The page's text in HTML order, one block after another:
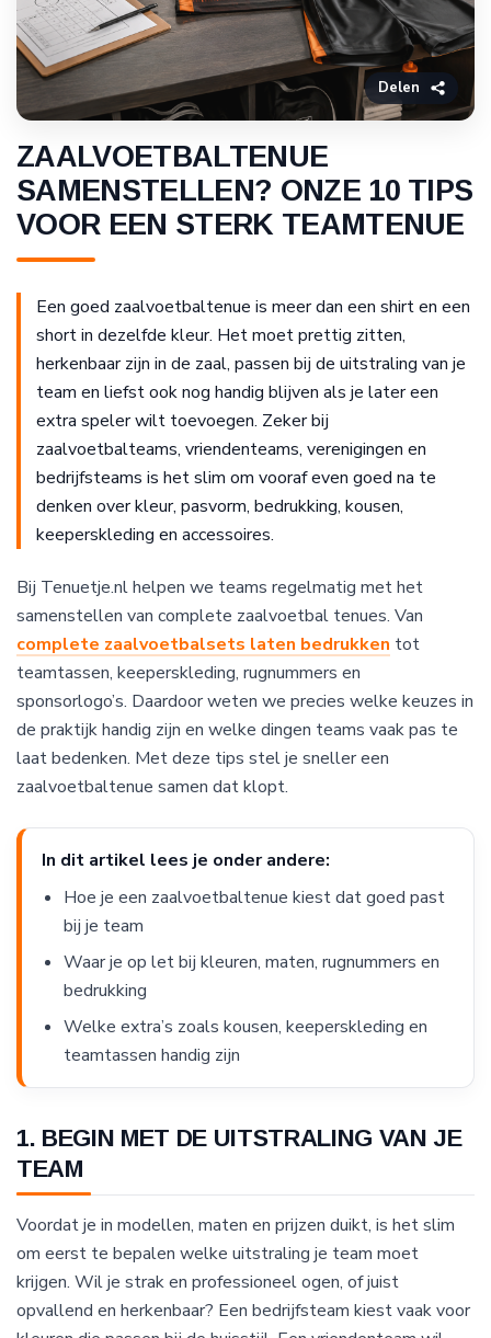
Delen
ZAALVOETBALTENUE
SAMENSTELLEN? ONZE 10 TIPS
VOOR EEN STERK TEAMTENUE
Een goed zaalvoetbaltenue is meer dan een shirt en een
short in dezelfde kleur. Het moet prettig zitten,
herkenbaar zijn in de zaal, passen bij de uitstraling van je
team en liefst ook nog handig blijven als je later een
extra speler wilt toevoegen. Zeker bij
zaalvoetbalteams, vriendenteams, verenigingen en
bedrijfsteams is het slim om vooraf even goed na te
denken over kleur, pasvorm, bedrukking, kousen,
keeperskleding en accessoires.
Bij Tenuetje.nl helpen we teams regelmatig met het
samenstellen van complete zaalvoetbal tenues. Van
complete zaalvoetbalsets laten bedrukken tot
teamtassen, keeperskleding, rugnummers en
sponsorlogo’s. Daardoor weten we precies welke keuzes in
de praktijk handig zijn en welke dingen teams vaak pas te
laat bedenken. Met deze tips stel je sneller een
zaalvoetbaltenue samen dat klopt.
In dit artikel lees je onder andere:
Hoe je een zaalvoetbaltenue kiest dat goed past
bij je team
Waar je op let bij kleuren, maten, rugnummers en
bedrukking
Welke extra’s zoals kousen, keeperskleding en
teamtassen handig zijn
1. BEGIN MET DE UITSTRALING VAN JE
TEAM
Voordat je in modellen, maten en prijzen duikt, is het slim
om eerst te bepalen welke uitstraling je team moet
krijgen. Wil je strak en professioneel ogen, of juist
opvallend en herkenbaar? Een bedrijfsteam kiest vaak voor